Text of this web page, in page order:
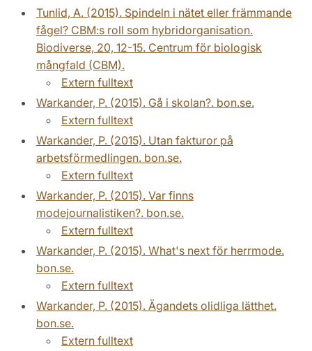
Tunlid, A. (2015). Spindeln i nätet eller främmande
fågel? CBM:s roll som hybridorganisation.
Biodiverse, 20, 12-15. Centrum för biologisk
mångfald (CBM).
Extern fulltext
Warkander, P. (2015). Gå i skolan?. bon.se.
Extern fulltext
Warkander, P. (2015). Utan fakturor på
arbetsförmedlingen. bon.se.
Extern fulltext
Warkander, P. (2015). Var finns
modejournalistiken?. bon.se.
Extern fulltext
Warkander, P. (2015). What's next för herrmode.
bon.se.
Extern fulltext
Warkander, P. (2015). Ägandets olidliga lätthet.
bon.se.
Extern fulltext